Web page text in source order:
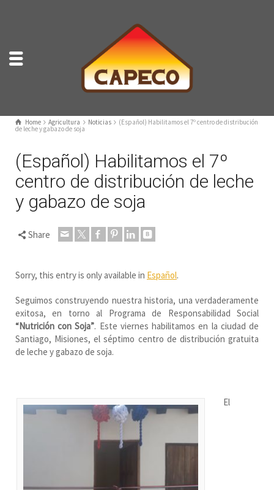
Home Agricultura Noticias (Español) Habilitamos el 7º centro de distribución
de leche y gabazo de soja
(Español) Habilitamos el 7º
centro de distribución de leche
y gabazo de soja
Share
Sorry, this entry is only available in Español.
Seguimos construyendo nuestra historia, una verdaderamente
exitosa, en torno al Programa de Responsabilidad Social
“Nutrición con Soja”. Este viernes habilitamos en la ciudad de
Santiago, Misiones, el séptimo centro de distribución gratuita
de leche y gabazo de soja.
El